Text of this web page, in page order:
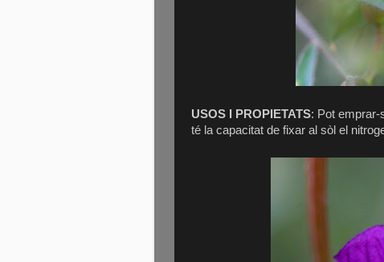
USOS I PROPIETATS: Pot emprar-
té la capacitat de fixar al sòl el